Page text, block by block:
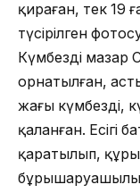
қираған, тек
түсірілген
Күмбезді мазар
орнатылған,
жағы күмбезді,
қаланған. Есігі
қаратылып,